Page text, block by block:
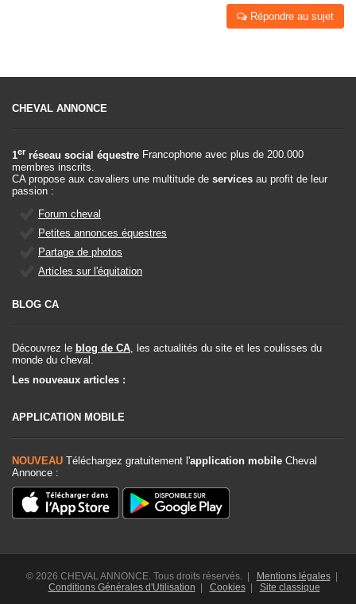
Répondre au sujet
CHEVAL ANNONCE
1er réseau social équestre Francophone avec plus de 200.000
membres inscrits.
CA propose aux cavaliers une multitude de services au profit de leur
passion :
Forum cheval
Petites annonces équestres
Partage de photos
Articles sur l'équitation
BLOG CA
Découvrez le blog de CA , les actualités du site et les coulisses du
monde du cheval.
Les nouveaux articles :
APPLICATION MOBILE
NOUVEAU Téléchargez gratuitement l'application mobile Cheval
Annonce :
© 2026 CHEVAL ANNONCE. Tous droits réservés. | Mentions légales|
Conditions Générales d'Utilisation | Cookies| Site classique